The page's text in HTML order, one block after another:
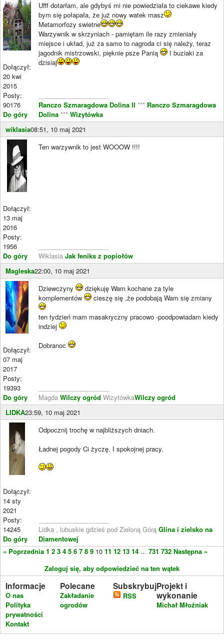
Dołączył:
20 kwi
2015
Posty:
90176
Do góry
Ufff dotarłam, ale gdybyś mi nie powiedziała to ciekawe kiedy
bym się połapała, że już nowy watek masz
Metamorfozy swietne
Warzywnik w skrzyniach - pamiętam ile razy zmieniały
miejsce i układ, już za samo to nagroda ci się należy, teraz
jagodnik mistrzowski, pięknie psze Panią
I buziaki za
dzisiaj
Ranczo Szmaragdowa Dolina II *** Ranczo Szmaragdowa
Dolina *** Wizytówka
wiklasia08:51, 10 maj 2021
Dołączył:
13 maj
2016
Posty:
1956
Do góry
Ten warzywnik to jest WOOOW !!!!
Wiklasia Jak feniks z popiołów
Magleska22:00, 10 maj 2021
Dołączył:
07 maj
2017
Posty:
19393
Do góry
Dziewczyny
dziękuję Wam kochane za tyle
komplementów
cieszę się ,że podobają Wam się zmiany
ten tydzień mam masakryczny pracowo -poodpowiadam kiedy
indziej
Dobranoc
Magda Wilczy ogród WizytówkaWilczy ogród
LIDKA23:59, 10 maj 2021
Dołączył:
14 sty
2021
Posty:
14245
Do góry
Odpocznij trochę w najbliższych dniach.
Ładnej pogody Ci życzę. I spokojnej pracy.
Lidka , lubuskie gdzieś pod Zieloną Górą Glina i zielsko na
Diamentowej
« Poprzednia 1 2 3 4 5 6 7 8 9 10 11 12 13 14 ... 731 732 Następna »
Zaloguj się, aby odpowiedzieć na ten wątek
Informacje
O nas
Polityka
prywatności
Kontakt
Polecane
Zakładanie
ogrodów
Subskrybuj
RSS
Projekt i
wykonanie
Michał Młoźniak